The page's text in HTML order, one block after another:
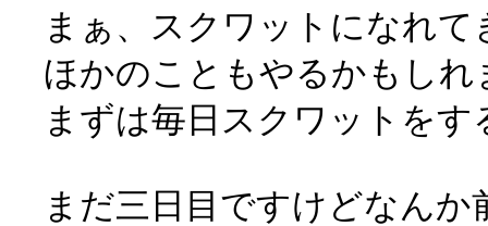
まぁ、スクワットになれて
ほかのこともやるかもしれ
まずは毎日スクワットを
まだ三日目ですけどなん